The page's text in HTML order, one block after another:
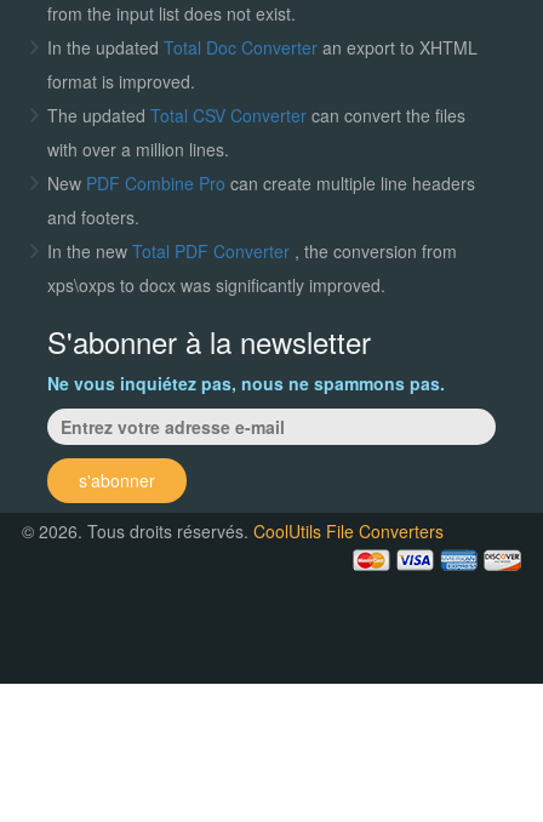
from the input list does not exist.
In the updated Total Doc Converter an export to XHTML
format is improved.
The updated Total CSV Convertercan convert the files
with over a million lines.
New PDF Combine Pro can create multiple line headers
and footers.
In the new Total PDF Converter , the conversion from
xps\oxps to docx was significantly improved.
S'abonner à la newsletter
Ne vous inquiétez pas, nous ne spammons pas.
s'abonner
© 2026. Tous droits réservés.CoolUtils File Converters